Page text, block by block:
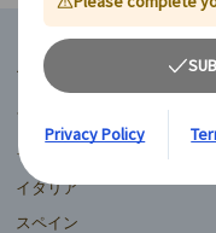
マイバスヨーロッパ
フランス
イギリス
イタリア
スペイン